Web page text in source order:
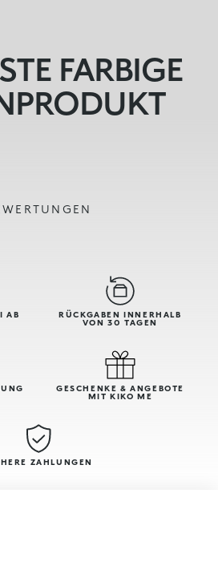
FARBIGE
AB
RÜCKGABEN INNERHALB
VON 30 TAGEN
GESCHENKE & ANGEBOTE
MIT KIKO ME
ZAHLUNGEN